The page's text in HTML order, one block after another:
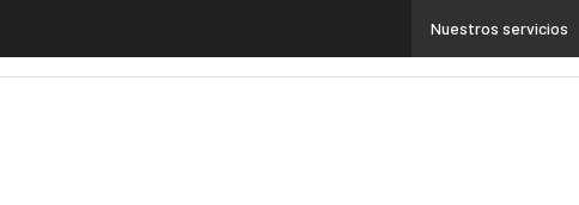
Nuestros servicios
Industria 4.0SeguridadMovilidad